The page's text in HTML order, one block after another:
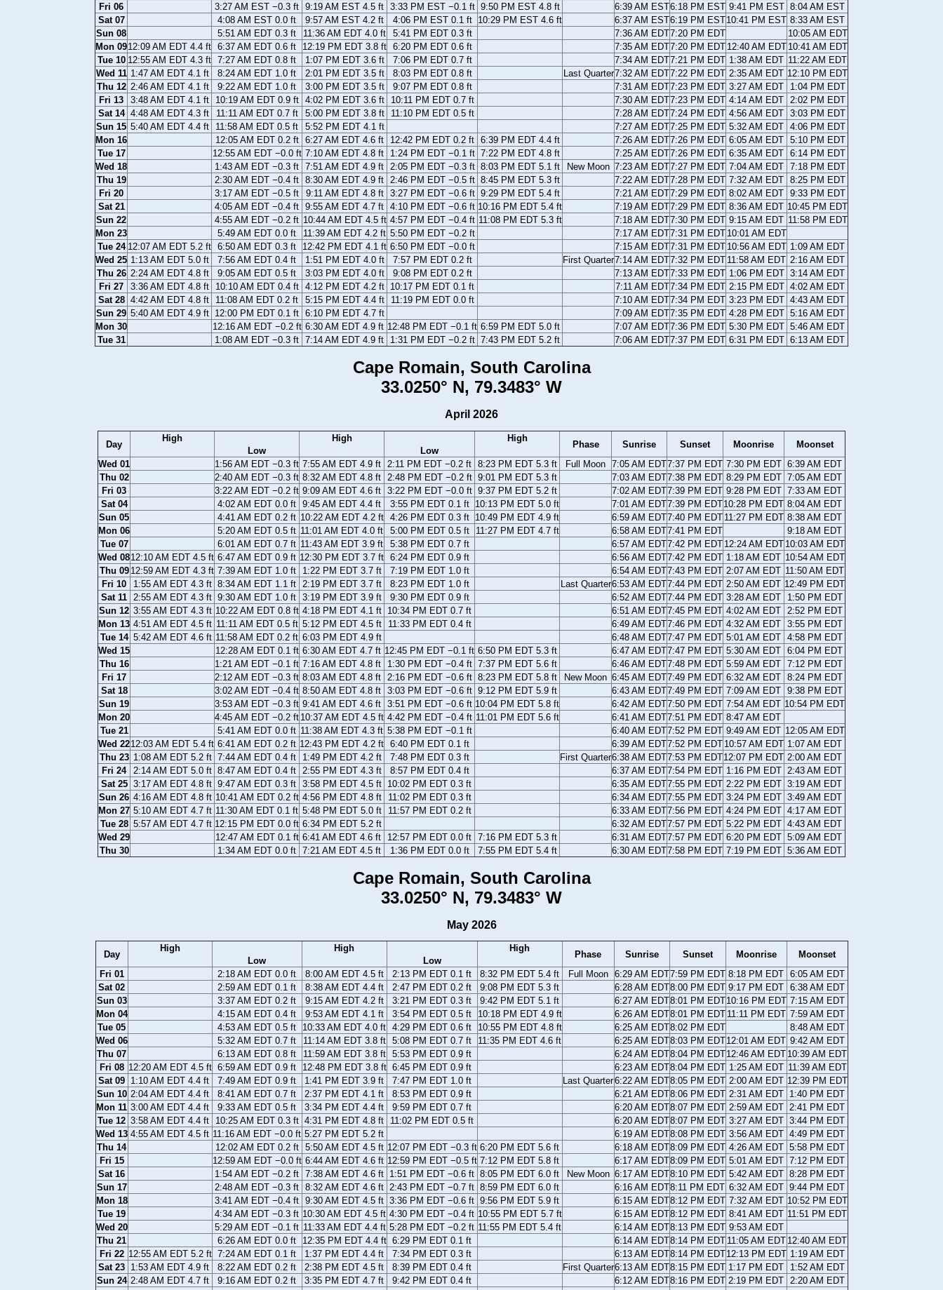
Fri 06
3:27 AM EST −0.3 ft 9:19 AM EST 4.5 ft 3:33 PM EST −0.1 ft 9:50 PM EST 4.8 ft 6:39 AM EST6:18 PM EST 9:41 PM EST 8:04 AM EST
Sat 07
4:08 AM EST 0.0 ft 9:57 AM EST 4.2 ft 4:06 PM EST 0.1 ft 10:29 PM EST 4.6 ft 6:37 AM EST6:19 PM EST10:41 PM EST 8:33 AM EST
Sun 08
5:51 AM EDT 0.3 ft 11:36 AM EDT 4.0 ft 5:41 PM EDT 0.3 ft 7:36 AM EDT7:20 PM EDT
10:05 AM EDT
Mon 0912:09 AM EDT 4.4 ft 6:37 AM EDT 0.6 ft 12:19 PM EDT 3.8 ft 6:20 PM EDT 0.6 ft 7:35 AM EDT7:20 PM EDT 12:40 AM EDT 10:41 AM EDT
Tue 10 12:55 AM EDT 4.3 ft 7:27 AM EDT 0.8 ft 1:07 PM EDT 3.6 ft 7:06 PM EDT 0.7 ft 7:34 AM EDT7:21 PM EDT 1:38 AM EDT 11:22 AM EDT
Wed 11 1:47 AM EDT 4.1 ft 8:24 AM EDT 1.0 ft 2:01 PM EDT 3.5 ft 8:03 PM EDT 0.8 ft Last Quarter7:32 AM EDT7:22 PM EDT 2:35 AM EDT 12:10 PM EDT
Thu 12 2:46 AM EDT 4.1 ft 9:22 AM EDT 1.0 ft 3:00 PM EDT 3.5 ft 9:07 PM EDT 0.8 ft 7:31 AM EDT7:23 PM EDT 3:27 AM EDT
1:04 PM EDT
Fri 13
3:48 AM EDT 4.1 ft 10:19 AM EDT 0.9 ft 4:02 PM EDT 3.6 ft 10:11 PM EDT 0.7 ft 7:30 AM EDT7:23 PM EDT 4:14 AM EDT 2:02 PM EDT
Sat 14 4:48 AM EDT 4.3 ft 11:11 AM EDT 0.7 ft 5:00 PM EDT 3.8 ft 11:10 PM EDT 0.5 ft 7:28 AM EDT7:24 PM EDT 4:56 AM EDT 3:03 PM EDT
Sun 15 5:40 AM EDT 4.4 ft 11:58 AM EDT 0.5 ft 5:52 PM EDT 4.1 ft 7:27 AM EDT7:25 PM EDT 5:32 AM EDT 4:06 PM EDT
Mon 16
12:05 AM EDT 0.2 ft 6:27 AM EDT 4.6 ft 12:42 PM EDT 0.2 ft 6:39 PM EDT 4.4 ft 7:26 AM EDT7:26 PM EDT 6:05 AM EDT 5:10 PM EDT
Tue 17
12:55 AM EDT −0.0 ft 7:10 AM EDT 4.8 ft 1:24 PM EDT −0.1 ft 7:22 PM EDT 4.8 ft 7:25 AM EDT7:26 PM EDT 6:35 AM EDT 6:14 PM EDT
Wed 18
1:43 AM EDT −0.3 ft 7:51 AM EDT 4.9 ft 2:05 PM EDT −0.3 ft 8:03 PM EDT 5.1 ft New Moon 7:23 AM EDT7:27 PM EDT 7:04 AM EDT 7:18 PM EDT
Thu 19
2:30 AM EDT −0.4 ft 8:30 AM EDT 4.9 ft 2:46 PM EDT −0.5 ft 8:45 PM EDT 5.3 ft 7:22 AM EDT7:28 PM EDT 7:32 AM EDT 8:25 PM EDT
Fri 20
3:17 AM EDT −0.5 ft 9:11 AM EDT 4.8 ft 3:27 PM EDT −0.6 ft 9:29 PM EDT 5.4 ft 7:21 AM EDT7:29 PM EDT 8:02 AM EDT 9:33 PM EDT
Sat 21
4:05 AM EDT −0.4 ft 9:55 AM EDT 4.7 ft 4:10 PM EDT −0.6 ft 10:16 PM EDT 5.4 ft 7:19 AM EDT7:29 PM EDT 8:36 AM EDT 10:45 PM EDT
Sun 22
4:55 AM EDT −0.2 ft 10:44 AM EDT 4.5 ft 4:57 PM EDT −0.4 ft 11:08 PM EDT 5.3 ft 7:18 AM EDT7:30 PM EDT 9:15 AM EDT 11:58 PM EDT
Mon 23
5:49 AM EDT 0.0 ft 11:39 AM EDT 4.2 ft 5:50 PM EDT −0.2 ft 7:17 AM EDT7:31 PM EDT 10:01 AM EDT
Tue 24 12:07 AM EDT 5.2 ft 6:50 AM EDT 0.3 ft 12:42 PM EDT 4.1 ft 6:50 PM EDT −0.0 ft 7:15 AM EDT7:31 PM EDT 10:56 AM EDT 1:09 AM EDT
Wed 25 1:13 AM EDT 5.0 ft 7:56 AM EDT 0.4 ft 1:51 PM EDT 4.0 ft 7:57 PM EDT 0.2 ft First Quarter7:14 AM EDT7:32 PM EDT 11:58 AM EDT 2:16 AM EDT
Thu 26 2:24 AM EDT 4.8 ft 9:05 AM EDT 0.5 ft 3:03 PM EDT 4.0 ft 9:08 PM EDT 0.2 ft 7:13 AM EDT7:33 PM EDT 1:06 PM EDT 3:14 AM EDT
Fri 27
3:36 AM EDT 4.8 ft 10:10 AM EDT 0.4 ft 4:12 PM EDT 4.2 ft 10:17 PM EDT 0.1 ft 7:11 AM EDT7:34 PM EDT 2:15 PM EDT 4:02 AM EDT
Sat 28 4:42 AM EDT 4.8 ft 11:08 AM EDT 0.2 ft 5:15 PM EDT 4.4 ft 11:19 PM EDT 0.0 ft 7:10 AM EDT7:34 PM EDT 3:23 PM EDT 4:43 AM EDT
Sun 29 5:40 AM EDT 4.9 ft 12:00 PM EDT 0.1 ft 6:10 PM EDT 4.7 ft 7:09 AM EDT7:35 PM EDT 4:28 PM EDT 5:16 AM EDT
Mon 30
12:16 AM EDT −0.2 ft 6:30 AM EDT 4.9 ft 12:48 PM EDT −0.1 ft 6:59 PM EDT 5.0 ft 7:07 AM EDT7:36 PM EDT 5:30 PM EDT 5:46 AM EDT
Tue 31
1:08 AM EDT −0.3 ft 7:14 AM EDT 4.9 ft 1:31 PM EDT −0.2 ft 7:43 PM EDT 5.2 ft 7:06 AM EDT7:37 PM EDT 6:31 PM EDT 6:13 AM EDT
Cape Romain, South Carolina
33.0250° N, 79.3483° W
April 2026
Day
High
Low
High
Low
High
Phase Sunrise Sunset Moonrise
Moonset
Wed 01
1:56 AM EDT −0.3 ft 7:55 AM EDT 4.9 ft 2:11 PM EDT −0.2 ft 8:23 PM EDT 5.3 ft Full Moon 7:05 AM EDT7:37 PM EDT 7:30 PM EDT 6:39 AM EDT
Thu 02
2:40 AM EDT −0.3 ft 8:32 AM EDT 4.8 ft 2:48 PM EDT −0.2 ft 9:01 PM EDT 5.3 ft 7:03 AM EDT7:38 PM EDT 8:29 PM EDT 7:05 AM EDT
Fri 03
3:22 AM EDT −0.2 ft 9:09 AM EDT 4.6 ft 3:22 PM EDT −0.0 ft 9:37 PM EDT 5.2 ft 7:02 AM EDT7:39 PM EDT 9:28 PM EDT 7:33 AM EDT
Sat 04
4:02 AM EDT 0.0 ft 9:45 AM EDT 4.4 ft 3:55 PM EDT 0.1 ft 10:13 PM EDT 5.0 ft 7:01 AM EDT7:39 PM EDT10:28 PM EDT 8:04 AM EDT
Sun 05
4:41 AM EDT 0.2 ft 10:22 AM EDT 4.2 ft 4:26 PM EDT 0.3 ft 10:49 PM EDT 4.9 ft 6:59 AM EDT7:40 PM EDT 11:27 PM EDT 8:38 AM EDT
Mon 06
5:20 AM EDT 0.5 ft 11:01 AM EDT 4.0 ft 5:00 PM EDT 0.5 ft 11:27 PM EDT 4.7 ft 6:58 AM EDT7:41 PM EDT
9:18 AM EDT
Tue 07
6:01 AM EDT 0.7 ft 11:43 AM EDT 3.9 ft 5:38 PM EDT 0.7 ft 6:57 AM EDT7:42 PM EDT 12:24 AM EDT 10:03 AM EDT
Wed 0812:10 AM EDT 4.5 ft 6:47 AM EDT 0.9 ft 12:30 PM EDT 3.7 ft 6:24 PM EDT 0.9 ft 6:56 AM EDT7:42 PM EDT 1:18 AM EDT 10:54 AM EDT
Thu 09 12:59 AM EDT 4.3 ft 7:39 AM EDT 1.0 ft 1:22 PM EDT 3.7 ft 7:19 PM EDT 1.0 ft 6:54 AM EDT7:43 PM EDT 2:07 AM EDT 11:50 AM EDT
Fri 10
1:55 AM EDT 4.3 ft 8:34 AM EDT 1.1 ft 2:19 PM EDT 3.7 ft 8:23 PM EDT 1.0 ft Last Quarter6:53 AM EDT7:44 PM EDT 2:50 AM EDT 12:49 PM EDT
Sat 11
2:55 AM EDT 4.3 ft 9:30 AM EDT 1.0 ft 3:19 PM EDT 3.9 ft 9:30 PM EDT 0.9 ft 6:52 AM EDT7:44 PM EDT 3:28 AM EDT
1:50 PM EDT
Sun 12 3:55 AM EDT 4.3 ft 10:22 AM EDT 0.8 ft 4:18 PM EDT 4.1 ft 10:34 PM EDT 0.7 ft 6:51 AM EDT7:45 PM EDT 4:02 AM EDT
2:52 PM EDT
Mon 13 4:51 AM EDT 4.5 ft 11:11 AM EDT 0.5 ft 5:12 PM EDT 4.5 ft 11:33 PM EDT 0.4 ft 6:49 AM EDT7:46 PM EDT 4:32 AM EDT 3:55 PM EDT
Tue 14 5:42 AM EDT 4.6 ft 11:58 AM EDT 0.2 ft 6:03 PM EDT 4.9 ft 6:48 AM EDT7:47 PM EDT 5:01 AM EDT 4:58 PM EDT
Wed 15
12:28 AM EDT 0.1 ft 6:30 AM EDT 4.7 ft 12:45 PM EDT −0.1 ft 6:50 PM EDT 5.3 ft 6:47 AM EDT7:47 PM EDT 5:30 AM EDT 6:04 PM EDT
Thu 16
1:21 AM EDT −0.1 ft 7:16 AM EDT 4.8 ft 1:30 PM EDT −0.4 ft 7:37 PM EDT 5.6 ft 6:46 AM EDT7:48 PM EDT 5:59 AM EDT 7:12 PM EDT
Fri 17
2:12 AM EDT −0.3 ft 8:03 AM EDT 4.8 ft 2:16 PM EDT −0.6 ft 8:23 PM EDT 5.8 ft New Moon 6:45 AM EDT7:49 PM EDT 6:32 AM EDT 8:24 PM EDT
Sat 18
3:02 AM EDT −0.4 ft 8:50 AM EDT 4.8 ft 3:03 PM EDT −0.6 ft 9:12 PM EDT 5.9 ft 6:43 AM EDT7:49 PM EDT 7:09 AM EDT 9:38 PM EDT
Sun 19
3:53 AM EDT −0.3 ft 9:41 AM EDT 4.6 ft 3:51 PM EDT −0.6 ft 10:04 PM EDT 5.8 ft 6:42 AM EDT7:50 PM EDT 7:54 AM EDT 10:54 PM EDT
Mon 20
4:45 AM EDT −0.2 ft 10:37 AM EDT 4.5 ft 4:42 PM EDT −0.4 ft 11:01 PM EDT 5.6 ft 6:41 AM EDT7:51 PM EDT 8:47 AM EDT
Tue 21
5:41 AM EDT 0.0 ft 11:38 AM EDT 4.3 ft 5:38 PM EDT −0.1 ft 6:40 AM EDT7:52 PM EDT 9:49 AM EDT 12:05 AM EDT
Wed 2212:03 AM EDT 5.4 ft 6:41 AM EDT 0.2 ft 12:43 PM EDT 4.2 ft 6:40 PM EDT 0.1 ft 6:39 AM EDT7:52 PM EDT 10:57 AM EDT 1:07 AM EDT
Thu 23 1:08 AM EDT 5.2 ft 7:44 AM EDT 0.4 ft 1:49 PM EDT 4.2 ft 7:48 PM EDT 0.3 ft First Quarter6:38 AM EDT7:53 PM EDT12:07 PM EDT 2:00 AM EDT
Fri 24
2:14 AM EDT 5.0 ft 8:47 AM EDT 0.4 ft 2:55 PM EDT 4.3 ft 8:57 PM EDT 0.4 ft 6:37 AM EDT7:54 PM EDT 1:16 PM EDT
2:43 AM EDT
Sat 25 3:17 AM EDT 4.8 ft 9:47 AM EDT 0.3 ft 3:58 PM EDT 4.5 ft 10:02 PM EDT 0.3 ft 6:35 AM EDT7:55 PM EDT 2:22 PM EDT 3:19 AM EDT
Sun 26 4:16 AM EDT 4.8 ft 10:41 AM EDT 0.2 ft 4:56 PM EDT 4.8 ft 11:02 PM EDT 0.3 ft 6:34 AM EDT7:55 PM EDT 3:24 PM EDT 3:49 AM EDT
Mon 27 5:10 AM EDT 4.7 ft 11:30 AM EDT 0.1 ft 5:48 PM EDT 5.0 ft 11:57 PM EDT 0.2 ft 6:33 AM EDT7:56 PM EDT 4:24 PM EDT 4:17 AM EDT
Tue 28 5:57 AM EDT 4.7 ft 12:15 PM EDT 0.0 ft 6:34 PM EDT 5.2 ft 6:32 AM EDT7:57 PM EDT 5:22 PM EDT 4:43 AM EDT
Wed 29
12:47 AM EDT 0.1 ft 6:41 AM EDT 4.6 ft 12:57 PM EDT 0.0 ft 7:16 PM EDT 5.3 ft 6:31 AM EDT7:57 PM EDT 6:20 PM EDT 5:09 AM EDT
Thu 30
1:34 AM EDT 0.0 ft 7:21 AM EDT 4.5 ft 1:36 PM EDT 0.0 ft 7:55 PM EDT 5.4 ft 6:30 AM EDT7:58 PM EDT 7:19 PM EDT 5:36 AM EDT
Cape Romain, South Carolina
33.0250° N, 79.3483° W
May 2026
Day
High
Low
High
Low
High
Phase Sunrise Sunset Moonrise
Moonset
Fri 01
2:18 AM EDT 0.0 ft 8:00 AM EDT 4.5 ft 2:13 PM EDT 0.1 ft 8:32 PM EDT 5.4 ft Full Moon 6:29 AM EDT7:59 PM EDT 8:18 PM EDT 6:05 AM EDT
Sat 02
2:59 AM EDT 0.1 ft 8:38 AM EDT 4.4 ft 2:47 PM EDT 0.2 ft 9:08 PM EDT 5.3 ft 6:28 AM EDT8:00 PM EDT 9:17 PM EDT 6:38 AM EDT
Sun 03
3:37 AM EDT 0.2 ft 9:15 AM EDT 4.2 ft 3:21 PM EDT 0.3 ft 9:42 PM EDT 5.1 ft 6:27 AM EDT8:01 PM EDT10:16 PM EDT 7:15 AM EDT
Mon 04
4:15 AM EDT 0.4 ft 9:53 AM EDT 4.1 ft 3:54 PM EDT 0.5 ft 10:18 PM EDT 4.9 ft 6:26 AM EDT8:01 PM EDT 11:11 PM EDT 7:59 AM EDT
Tue 05
4:53 AM EDT 0.5 ft 10:33 AM EDT 4.0 ft 4:29 PM EDT 0.6 ft 10:55 PM EDT 4.8 ft 6:25 AM EDT8:02 PM EDT
8:48 AM EDT
Wed 06
5:32 AM EDT 0.7 ft 11:14 AM EDT 3.8 ft 5:08 PM EDT 0.7 ft 11:35 PM EDT 4.6 ft 6:25 AM EDT8:03 PM EDT12:01 AM EDT 9:42 AM EDT
Thu 07
6:13 AM EDT 0.8 ft 11:59 AM EDT 3.8 ft 5:53 PM EDT 0.9 ft 6:24 AM EDT8:04 PM EDT12:46 AM EDT 10:39 AM EDT
Fri 08 12:20 AM EDT 4.5 ft 6:59 AM EDT 0.9 ft 12:48 PM EDT 3.8 ft 6:45 PM EDT 0.9 ft 6:23 AM EDT8:04 PM EDT 1:25 AM EDT 11:39 AM EDT
Sat 09 1:10 AM EDT 4.4 ft 7:49 AM EDT 0.9 ft 1:41 PM EDT 3.9 ft 7:47 PM EDT 1.0 ft Last Quarter6:22 AM EDT8:05 PM EDT 2:00 AM EDT 12:39 PM EDT
Sun 10 2:04 AM EDT 4.4 ft 8:41 AM EDT 0.7 ft 2:37 PM EDT 4.1 ft 8:53 PM EDT 0.9 ft 6:21 AM EDT8:06 PM EDT 2:31 AM EDT
1:40 PM EDT
Mon 11 3:00 AM EDT 4.4 ft 9:33 AM EDT 0.5 ft 3:34 PM EDT 4.4 ft 9:59 PM EDT 0.7 ft 6:20 AM EDT8:07 PM EDT 2:59 AM EDT 2:41 PM EDT
Tue 12 3:58 AM EDT 4.4 ft 10:25 AM EDT 0.3 ft 4:31 PM EDT 4.8 ft 11:02 PM EDT 0.5 ft 6:20 AM EDT8:07 PM EDT 3:27 AM EDT 3:44 PM EDT
Wed 13 4:55 AM EDT 4.5 ft 11:16 AM EDT −0.0 ft 5:27 PM EDT 5.2 ft 6:19 AM EDT8:08 PM EDT 3:56 AM EDT 4:49 PM EDT
Thu 14
12:02 AM EDT 0.2 ft 5:50 AM EDT 4.5 ft 12:07 PM EDT −0.3 ft 6:20 PM EDT 5.6 ft 6:18 AM EDT8:09 PM EDT 4:26 AM EDT 5:58 PM EDT
Fri 15
12:59 AM EDT −0.0 ft 6:44 AM EDT 4.6 ft 12:59 PM EDT −0.5 ft 7:12 PM EDT 5.8 ft 6:17 AM EDT8:09 PM EDT 5:01 AM EDT 7:12 PM EDT
Sat 16
1:54 AM EDT −0.2 ft 7:38 AM EDT 4.6 ft 1:51 PM EDT −0.6 ft 8:05 PM EDT 6.0 ft New Moon 6:17 AM EDT8:10 PM EDT 5:42 AM EDT 8:28 PM EDT
Sun 17
2:48 AM EDT −0.3 ft 8:32 AM EDT 4.6 ft 2:43 PM EDT −0.7 ft 8:59 PM EDT 6.0 ft 6:16 AM EDT8:11 PM EDT 6:32 AM EDT 9:44 PM EDT
Mon 18
3:41 AM EDT −0.4 ft 9:30 AM EDT 4.5 ft 3:36 PM EDT −0.6 ft 9:56 PM EDT 5.9 ft 6:15 AM EDT8:12 PM EDT 7:32 AM EDT 10:52 PM EDT
Tue 19
4:34 AM EDT −0.3 ft 10:30 AM EDT 4.5 ft 4:30 PM EDT −0.4 ft 10:55 PM EDT 5.7 ft 6:15 AM EDT8:12 PM EDT 8:41 AM EDT 11:51 PM EDT
Wed 20
5:29 AM EDT −0.1 ft 11:33 AM EDT 4.4 ft 5:28 PM EDT −0.2 ft 11:55 PM EDT 5.4 ft 6:14 AM EDT8:13 PM EDT 9:53 AM EDT
Thu 21
6:26 AM EDT 0.0 ft 12:35 PM EDT 4.4 ft 6:29 PM EDT 0.1 ft 6:14 AM EDT8:14 PM EDT 11:05 AM EDT 12:40 AM EDT
Fri 22 12:55 AM EDT 5.2 ft 7:24 AM EDT 0.1 ft 1:37 PM EDT 4.4 ft 7:34 PM EDT 0.3 ft 6:13 AM EDT8:14 PM EDT12:13 PM EDT 1:19 AM EDT
Sat 23 1:53 AM EDT 4.9 ft 8:22 AM EDT 0.2 ft 2:38 PM EDT 4.5 ft 8:39 PM EDT 0.4 ft First Quarter6:13 AM EDT8:15 PM EDT 1:17 PM EDT
1:52 AM EDT
Sun 24 2:48 AM EDT 4.7 ft 9:16 AM EDT 0.2 ft 3:35 PM EDT 4.7 ft 9:42 PM EDT 0.4 ft 6:12 AM EDT8:16 PM EDT 2:19 PM EDT 2:20 AM EDT